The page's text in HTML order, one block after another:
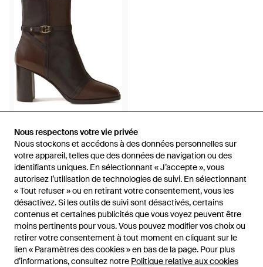
Nous respectons votre vie privée
Nous stockons et accédons à des données personnelles sur
votre appareil, telles que des données de navigation ou des
identifiants uniques. En sélectionnant « J’accepte », vous
autorisez l’utilisation de technologies de suivi. En sélectionnant
« Tout refuser » ou en retirant votre consentement, vous les
désactivez. Si les outils de suivi sont désactivés, certains
contenus et certaines publicités que vous voyez peuvent être
moins pertinents pour vous. Vous pouvez modifier vos choix ou
retirer votre consentement à tout moment en cliquant sur le
lien « Paramètres des cookies » en bas de la page. Pour plus
d’informations, consultez notre Politique relative aux cookies
Nous respectons votre vie privée
Nous stockons et accédons à des données personnelles sur
votre appareil, telles que des données de navigation ou des
identifiants uniques. En sélectionnant « J’accepte », vous
autorisez l’utilisation de technologies de suivi. En sélectionnant
« Tout refuser » ou en retirant votre consentement, vous les
désactivez. Si les outils de suivi sont désactivés, certains
contenus et certaines publicités que vous voyez peuvent être
moins pertinents pour vous. Vous pouvez modifier vos choix ou
retirer votre consentement à tout moment en cliquant sur le
lien « Paramètres des cookies » en bas de la page. Pour plus
d’informations, consultez notre Politique relative aux cookies
207 €
Claudie Pierlot
Bottines À Design Patchwork
75 Mm - Marron
De FARFETCH
ÉPUISÉ